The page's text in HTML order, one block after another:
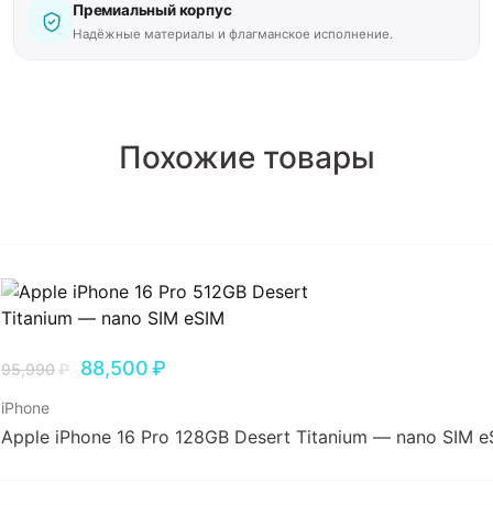
Премиальный корпус
Надёжные материалы и флагманское исполнение.
Похожие товары
95,990₽ 88,500₽
iPhone
Apple iPhone 16 Pro 128GB Desert Titanium — nano SIM